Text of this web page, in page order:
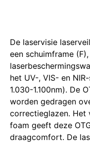
De laservisie
een schuimframe
het UV-, VIS- en
1.030-1.100nm). De
worden gedragen
correctieglazen. Het
foam geeft deze
draagcomfort. De